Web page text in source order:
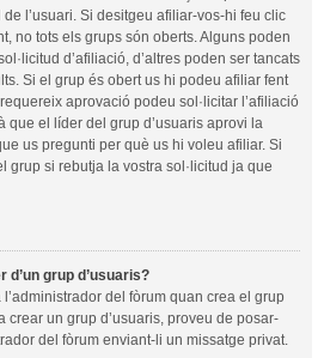
de l’usuari. Si desitgeu afiliar-vos-hi feu clic
no tots els grups són oberts. Alguns poden
d’afiliació, d’altres poden ser tancats
Si el grup és obert us hi podeu afiliar fent
aprovació podeu sol·licitar l’afiliació
que el líder del grup d’usuaris aprovi la
us pregunti per què us hi voleu afiliar. Si
grup si rebutja la vostra sol·licitud ja que
grup d’usuaris?
del fòrum quan crea el grup
crear un grup d’usuaris, proveu de posar-
del fòrum enviant-li un missatge privat.